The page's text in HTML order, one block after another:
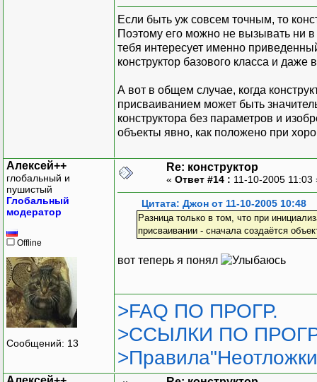
Если быть уж совсем точным, то
Поэтому его можно не вызывать ни
тебя интересует именно
конструктор базового класса и
А вот в общем случае, когда
присваиванием может быть
конструктора без параметров и
объекты явно, как положено при
Алексей++
глобальный и
пушистый
Глобальный
модератор
Offline
Сообщений: 13
Re: конструктор
« Ответ #14 : 11-10-2005
Цитата: Джон от 11-10-2005 10:48
Разница только в том, что при
присваивании - сначала создаётся
вот теперь я понял
>FAQ ПО ПРОГР.
>ССЫЛКИ ПО